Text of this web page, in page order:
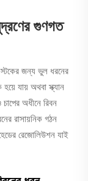
গুণগত
জন্য ভুল ধরনের
যায় অথবা স্ক্যান
চাপের অধীনে রিবন
রাসায়নিক গঠন
রেজোলিউশন যাই